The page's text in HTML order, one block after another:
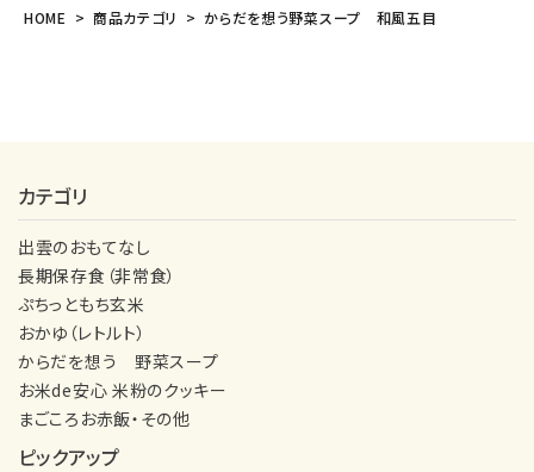
HOME
商品カテゴリ からだを想う野菜スープ 和風五目
カテゴリ
出雲のおもてなし
長期保存食（非常食）
ぷちっともち玄米
おかゆ（レトルト）
からだを想う 野菜スープ
お米de安心 米粉のクッキー
まごころお赤飯・その他
ピックアップ